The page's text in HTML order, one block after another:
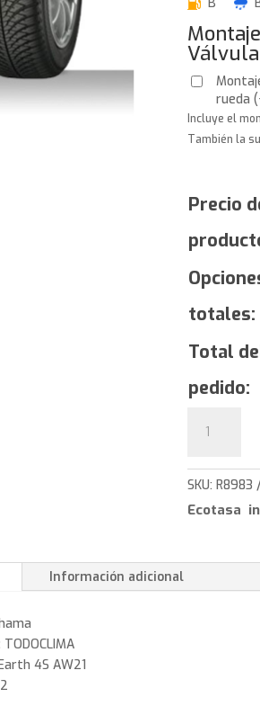
B
Válvula
rueda (
Incluye el
También la
Precio
totales:
Total
pedido:
BluEarth
AW21
W
SKU: R8983
Ecotasa
Información adicional
TODOCLIMA
4S AW21